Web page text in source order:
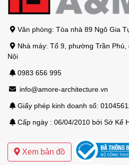
Văn phòng: Tòa nhà 89 Ngô Gia
Nhà máy: Tổ 9, phường Trần Phú,
Nội
0983 656 995
info@amore-architecture.vn
Giấy phép kinh doanh số:
Cấp ngày : 06/04/2010 bởi Sở Kế
Xem bản đồ